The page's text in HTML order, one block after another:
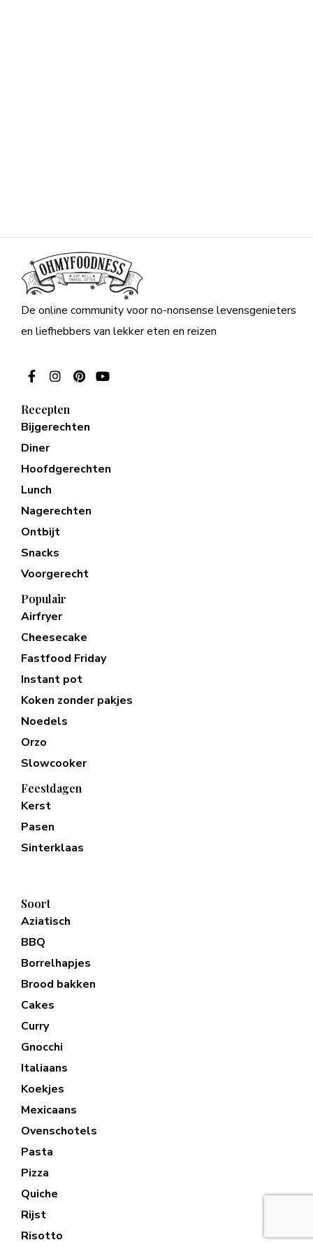
De online community voor no-nonsense levensgenieters
en liefhebbers van lekker eten en reizen
Recepten
Bijgerechten
Diner
Hoofdgerechten
Lunch
Nagerechten
Ontbijt
Snacks
Voorgerecht
Populair
Airfryer
Cheesecake
Fastfood Friday
Instant pot
Koken zonder pakjes
Noedels
Orzo
Slowcooker
Feestdagen
Kerst
Pasen
Sinterklaas
Soort
Aziatisch
BBQ
Borrelhapjes
Brood bakken
Cakes
Curry
Gnocchi
Italiaans
Koekjes
Mexicaans
Ovenschotels
Pasta
Pizza
Quiche
Rijst
Risotto